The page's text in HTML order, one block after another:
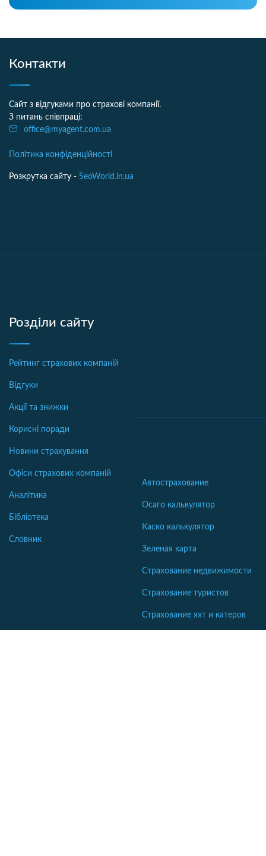
Контакти
Сайт з відгуками про страхові компанії.
З питань співпраці:
office@myagent.com.ua
Політика конфіденційності
Розкрутка сайту - SeoWorld.in.ua
Розділи сайту
Рейтинг страхових компаній
Відгуки
Акції та знижки
Корисні поради
Новини страхування
Офіси страхових компаній
Аналітика
Бібліотека
Словник
Автострахование
Осаго калькулятор
Каско калькулятор
Зеленая карта
Страхование недвижимости
Страхование туристов
Страхование яхт и катеров